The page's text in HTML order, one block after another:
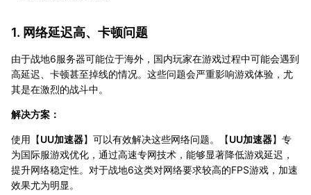
1. 网络延迟高、卡顿问题
由于战地6服务器可能位于海外，国内玩家在游戏过程中可能会遇到
高延迟、卡顿甚至掉线的情况。这些问题会严重影响游戏体验，尤
其是在激烈的战斗中。
解决方案：
使用【UU加速器】可以有效解决这些网络问题。【UU加速器】专
为国际服游戏优化，通过高速专网技术，能够显著降低游戏延迟，
提升网络稳定性。对于战地6这类对网络要求较高的FPS游戏，加速
效果尤为明显。